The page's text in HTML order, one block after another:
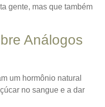
gente, mas que também
Análogos
um hormônio natural
no sangue e a dar